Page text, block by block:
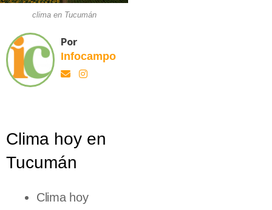
clima en Tucumán
Por
Infocampo
Clima hoy en
Tucumán
Clima hoy